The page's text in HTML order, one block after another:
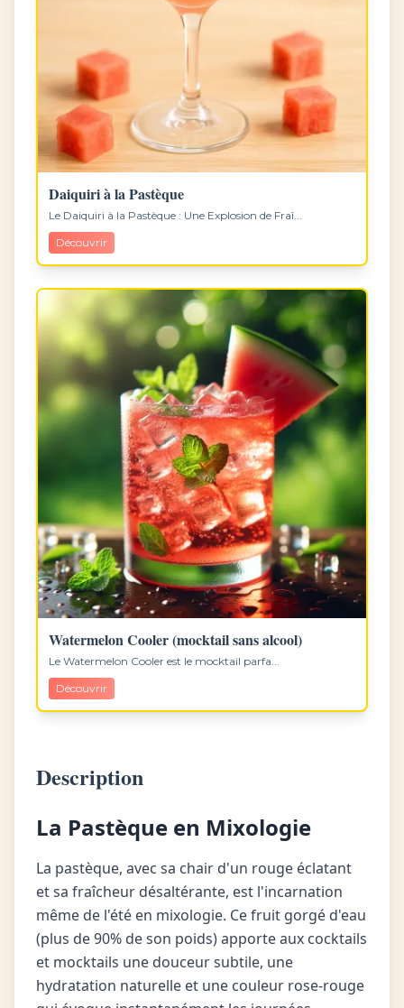
Daiquiri à la Pastèque
Le Daiquiri à la Pastèque : Une Explosion de Fraî...
Découvrir
Watermelon Cooler (mocktail sans alcool)
Le Watermelon Cooler est le mocktail parfa...
Découvrir
Description
La Pastèque en Mixologie
La pastèque, avec sa chair d'un rouge éclatant
et sa fraîcheur désaltérante, est l'incarnation
même de l'été en mixologie. Ce fruit gorgé d'eau
(plus de 90% de son poids) apporte aux cocktails
et mocktails une douceur subtile, une
hydratation naturelle et une couleur rose-rouge